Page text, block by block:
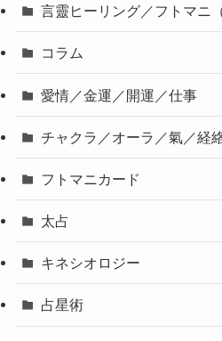
言靈ヒーリング／フトマニ
コラム
愛情／金運／開運／仕事
チャクラ／オーラ／氣／経
フトマニカード
太占
キネシオロジー
占星術